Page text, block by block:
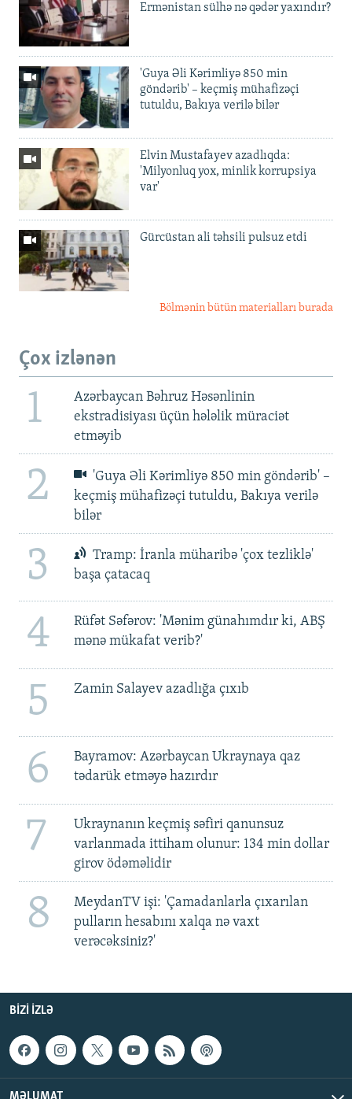
Ermənistan sülhə nə qədər yaxındır?
'Guya Əli Kərimliyə 850 min
göndərib' – keçmiş mühafizəçi
tutuldu, Bakıya verilə bilər
Elvin Mustafayev azadlıqda:
'Milyonluq yox, minlik korrupsiya
var'
Gürcüstan ali təhsili pulsuz etdi
Bölmənin bütün materialları burada
Çox izlənən
1
Azərbaycan Bəhruz Həsənlinin
ekstradisiyası üçün hələlik müraciət
etməyib
2
'Guya Əli Kərimliyə 850 min göndərib' –
keçmiş mühafizəçi tutuldu, Bakıya verilə
bilər
3
Tramp: İranla müharibə 'çox tezliklə'
başa çatacaq
4
Rüfət Səfərov: 'Mənim günahımdır ki, ABŞ
mənə mükafat verib?'
5 Zamin Salayev azadlığa çıxıb
6
Bayramov: Azərbaycan Ukraynaya qaz
tədarük etməyə hazırdır
7
Ukraynanın keçmiş səfiri qanunsuz
varlanmada ittiham olunur: 134 min dollar
girov ödəməlidir
8
MeydanTV işi: 'Çamadanlarla çıxarılan
pulların hesabını xalqa nə vaxt
verəcəksiniz?'
BIZI IZLƏ